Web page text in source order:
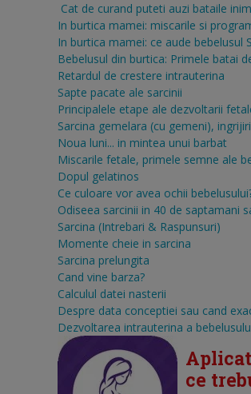
Cat de curand puteti auzi bataile
In burtica mamei: miscarile si
In burtica mamei: ce aude bebelusul
Bebelusul din burtica: Primele batai
Retardul de crestere intrauterina
Sapte pacate ale sarcinii
Principalele etape ale dezvoltarii
Sarcina gemelara (cu gemeni),
Noua luni... in mintea unui barbat
Miscarile fetale, primele semne ale
Dopul gelatinos
Ce culoare vor avea ochii
Odiseea sarcinii in 40 de saptamani
Sarcina (Intrebari & Raspunsuri)
Momente cheie in sarcina
Sarcina prelungita
Cand vine barza?
Calculul datei nasterii
Despre data conceptiei sau cand
Dezvoltarea intrauterina a
ce